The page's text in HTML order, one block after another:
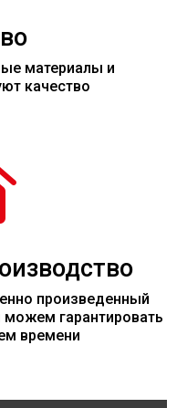
материалы и
качество
произведенный
гарантировать
времени